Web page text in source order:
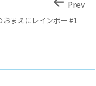
まえにレインボー #1
Prev